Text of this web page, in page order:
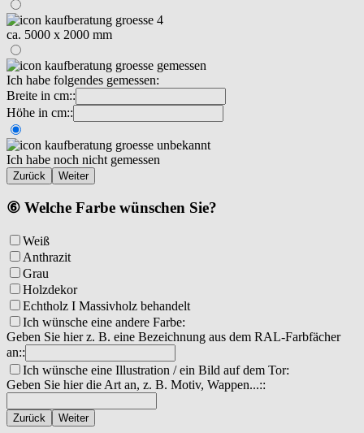
ca. 5000 x 2000 mm
Ich habe folgendes gemessen:
Breite in cm::
Höhe in cm::
Ich habe noch nicht gemessen
Zurück Weiter
⑥ Welche Farbe wünschen Sie?
Weiß
Anthrazit
Grau
Holzdekor
Echtholz I Massivholz behandelt
Ich wünsche eine andere Farbe:
Geben Sie hier z. B. eine Bezeichnung aus dem RAL-Farbfächer
an::
Ich wünsche eine Illustration / ein Bild auf dem Tor:
Geben Sie hier die Art an, z. B. Motiv, Wappen...::
Zurück Weiter